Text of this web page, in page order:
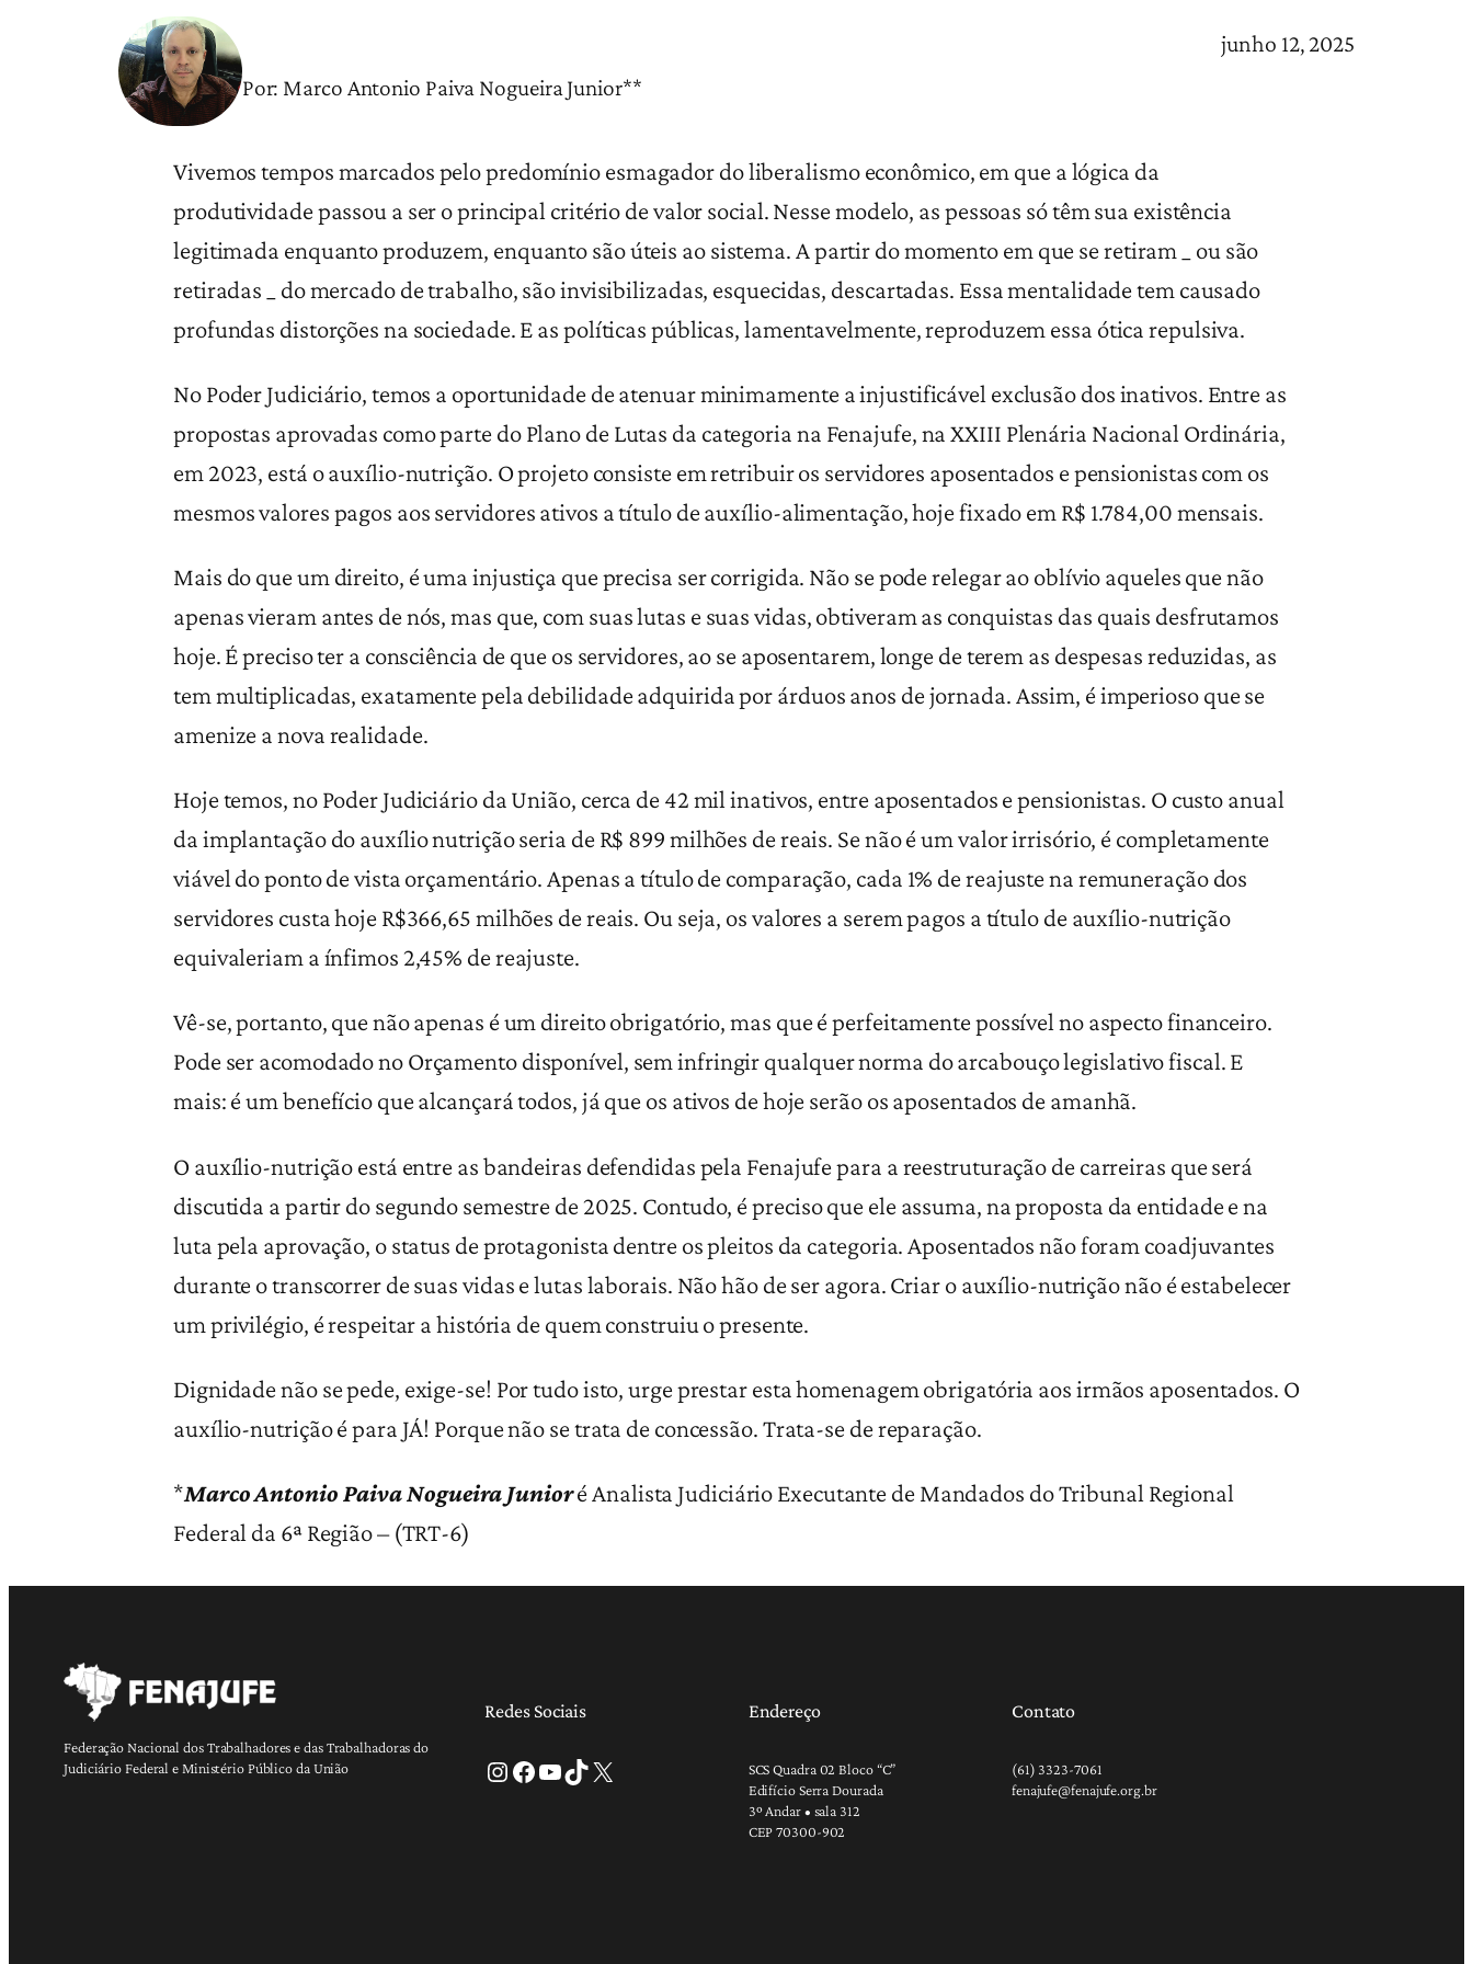
junho 12, 2025
Por: Marco Antonio Paiva Nogueira Junior**
Vivemos tempos marcados pelo predomínio esmagador do liberalismo econômico, em que a lógica da
produtividade passou a ser o principal critério de valor social. Nesse modelo, as pessoas só têm sua existência
legitimada enquanto produzem, enquanto são úteis ao sistema. A partir do momento em que se retiram _ ou são
retiradas _ do mercado de trabalho, são invisibilizadas, esquecidas, descartadas. Essa mentalidade tem causado
profundas distorções na sociedade. E as políticas públicas, lamentavelmente, reproduzem essa ótica repulsiva.
No Poder Judiciário, temos a oportunidade de atenuar minimamente a injustificável exclusão dos inativos. Entre as
propostas aprovadas como parte do Plano de Lutas da categoria na Fenajufe, na XXIII Plenária Nacional Ordinária,
em 2023, está o auxílio-nutrição. O projeto consiste em retribuir os servidores aposentados e pensionistas com os
mesmos valores pagos aos servidores ativos a título de auxílio-alimentação, hoje fixado em R$ 1.784,00 mensais.
Mais do que um direito, é uma injustiça que precisa ser corrigida. Não se pode relegar ao oblívio aqueles que não
apenas vieram antes de nós, mas que, com suas lutas e suas vidas, obtiveram as conquistas das quais desfrutamos
hoje. É preciso ter a consciência de que os servidores, ao se aposentarem, longe de terem as despesas reduzidas, as
tem multiplicadas, exatamente pela debilidade adquirida por árduos anos de jornada. Assim, é imperioso que se
amenize a nova realidade.
Hoje temos, no Poder Judiciário da União, cerca de 42 mil inativos, entre aposentados e pensionistas. O custo anual
da implantação do auxílio nutrição seria de R$ 899 milhões de reais. Se não é um valor irrisório, é completamente
viável do ponto de vista orçamentário. Apenas a título de comparação, cada 1% de reajuste na remuneração dos
servidores custa hoje R$366,65 milhões de reais. Ou seja, os valores a serem pagos a título de auxílio-nutrição
equivaleriam a ínfimos 2,45% de reajuste.
Vê-se, portanto, que não apenas é um direito obrigatório, mas que é perfeitamente possível no aspecto financeiro.
Pode ser acomodado no Orçamento disponível, sem infringir qualquer norma do arcabouço legislativo fiscal. E
mais: é um benefício que alcançará todos, já que os ativos de hoje serão os aposentados de amanhã.
O auxílio-nutrição está entre as bandeiras defendidas pela Fenajufe para a reestruturação de carreiras que será
discutida a partir do segundo semestre de 2025. Contudo, é preciso que ele assuma, na proposta da entidade e na
luta pela aprovação, o status de protagonista dentre os pleitos da categoria. Aposentados não foram coadjuvantes
durante o transcorrer de suas vidas e lutas laborais. Não hão de ser agora. Criar o auxílio-nutrição não é estabelecer
um privilégio, é respeitar a história de quem construiu o presente.
Dignidade não se pede, exige-se! Por tudo isto, urge prestar esta homenagem obrigatória aos irmãos aposentados. O
auxílio-nutrição é para JÁ! Porque não se trata de concessão. Trata-se de reparação.
*Marco Antonio Paiva Nogueira Junioré Analista Judiciário Executante de Mandados do Tribunal Regional
Federal da 6ª Região – (TRT-6)
Federação Nacional dos Trabalhadores e das Trabalhadoras do
Judiciário Federal e Ministério Público da União
Redes Sociais
Instagram Facebook Youtube TikTok X
Endereço
SCS Quadra 02 Bloco “C”
Edifício Serra Dourada
3º Andar • sala 312
CEP 70300-902
Contato
(61) 3323-7061
fenajufe@fenajufe.org.br